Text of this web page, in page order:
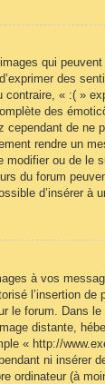
qui
des
contraire, « :( »
des
cependant de ne
rendre un
modifier ou de le
du forum
d’insérer à
à vos
l’insertion de
le forum. Dans
distante,
« http://
ni insérer
ordinateur (à